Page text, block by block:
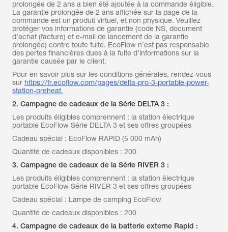
prolongée de 2 ans a bien été ajoutée à la commande éligible.
La garantie prolongée de 2 ans affichée sur la page de la
commande est un produit virtuel, et non physique. Veuillez
protéger vos informations de garantie (code NS, document
d’achat (facture) et e-mail de lancement de la garantie
prolongée) contre toute fuite. EcoFlow n’est pas responsable
des pertes financières dues à la fuite d’informations sur la
garantie causée par le client.
Pour en savoir plus sur les conditions générales, rendez-vous
sur https://fr.ecoflow.com/pages/delta-pro-3-portable-power-
station-preheat.
2. Campagne de cadeaux de la Série DELTA 3 :
Les produits éligibles comprennent : la station électrique
portable EcoFlow Série DELTA 3 et ses offres groupées
Cadeau spécial : EcoFlow RAPID (5 000 mAh)
Quantité de cadeaux disponibles : 200
3. Campagne de cadeaux de la Série RIVER 3 :
Les produits éligibles comprennent : la station électrique
portable EcoFlow Série RIVER 3 et ses offres groupées
Cadeau spécial : Lampe de camping EcoFlow
Quantité de cadeaux disponibles : 200
4. Campagne de cadeaux de la batterie externe Rapid :